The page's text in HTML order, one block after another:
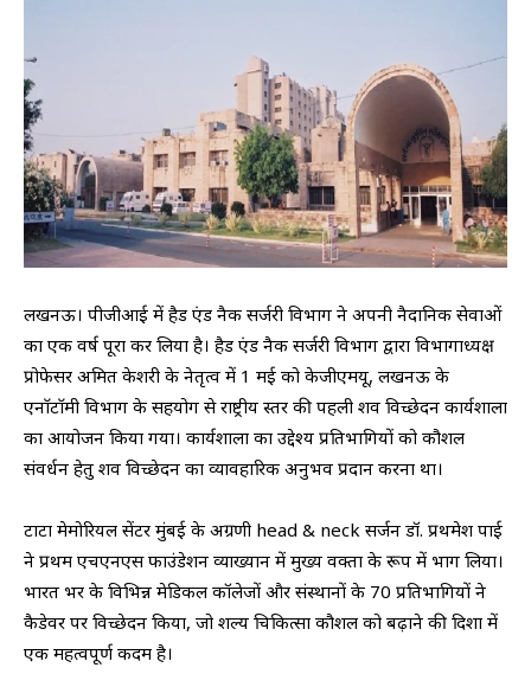
लखनऊ। पीजीआई में हैड एंड नैक सर्जरी विभाग ने अपनी नैदानिक ​​सेवाओं
का एक वर्ष पूरा कर लिया है। हैड एंड नैक सर्जरी विभाग द्वारा विभागाध्यक्ष
प्रोफेसर अमित केशरी के नेतृत्व में 1 मई को केजीएमयू, लखनऊ के
एनाॅटाॅमी विभाग के सहयोग से राष्ट्रीय स्तर की पहली शव विच्छेदन कार्यशाला
का आयोजन किया गया। कार्यशाला का उद्देश्य प्रतिभागियों को कौशल
संवर्धन हेतु शव विच्छेदन का व्यावहारिक अनुभव प्रदान करना था।
टाटा मेमोरियल सेंटर मुंबई के अग्रणी head & neck सर्जन डॉ. प्रथमेश पाई
ने प्रथम एचएनएस फाउंडेशन व्याख्यान में मुख्य वक्ता के रूप में भाग लिया।
भारत भर के विभिन्न मेडिकल कॉलेजों और संस्थानों के 70 प्रतिभागियों ने
कैडेवर पर विच्छेदन किया, जो शल्य चिकित्सा कौशल को बढ़ाने की दिशा में
एक महत्वपूर्ण कदम है।